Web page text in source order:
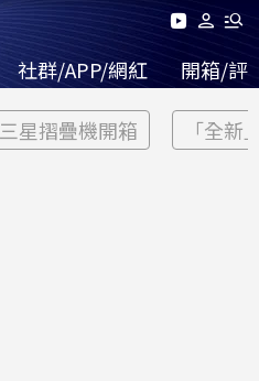
社群/APP/網紅 開箱/評
三星摺疊機開箱 「全新